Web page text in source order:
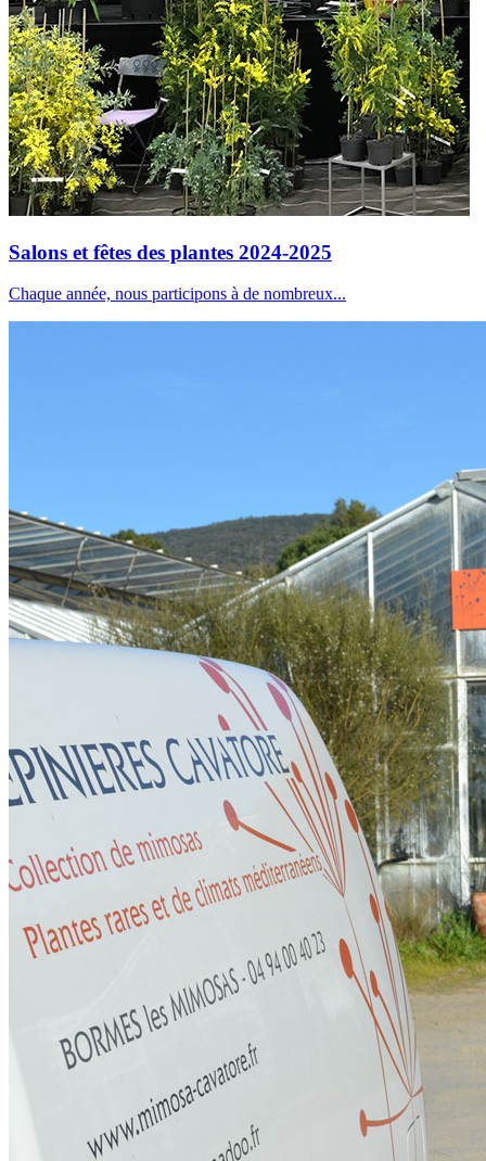
Salons et fêtes des plantes 2024-2025
Chaque année, nous participons à de nombreux...